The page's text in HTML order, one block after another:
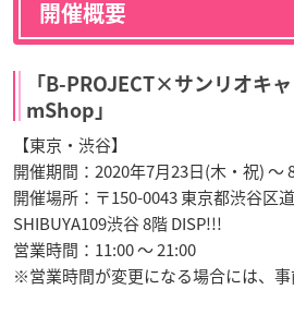
開催概要
「B-PROJECT×サンリオキ
mShop」
【東京・渋谷】
開催期間：2020年7月23日(木・祝) 〜
開催場所：〒150-0043 東京都渋谷区
SHIBUYA109渋谷 8階 DISP!!!
営業時間：11:00 ～ 21:00
※営業時間が変更になる場合には、